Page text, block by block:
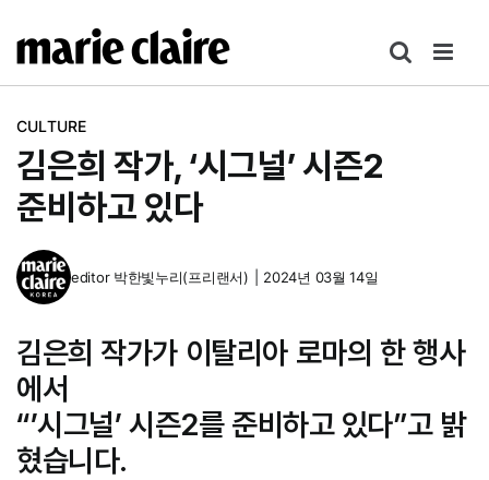
텐
건CULTURE
김은희 작가, ‘시그널’ 시즌2
준비하고 있다
editor 박한빛누리(프리랜서) 2024년 03월 14일
김은희 작가가 이탈리아 로마의 한 행사
에서
“’시그널’ 시즌2를 준비하고 있다”고 밝
혔습니다.